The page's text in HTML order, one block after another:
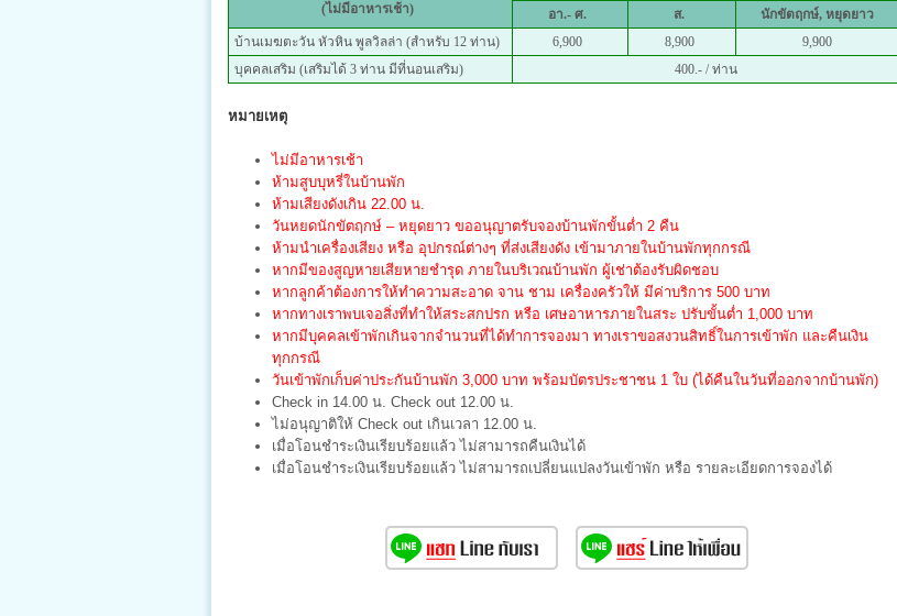
(ไม่มีอาหารเช้า)
อา.- ศ.
ส. นักขัตฤกษ์, หยุดยาว
บ้านเมฆตะวัน หัวหิน พูลวิลล่า (สำหรับ 12 ท่าน)
6,900 8,900
9,900
บุคคลเสริม (เสริมได้ 3 ท่าน มีที่นอนเสริม)
400.- / ท่าน
หมายเหตุ
ไม่มีอาหารเช้า
ห้ามสูบบุหรี่ในบ้านพัก
ห้ามเสียงดังเกิน 22.00 น.
วันหยดนักขัตฤกษ์ – หยุดยาว ขออนุญาตรับจองบ้านพักขั้นต่ำ 2 คืน
ห้ามนำเครื่องเสียง หรือ อุปกรณ์ต่างๆ ที่ส่งเสียงดัง เข้ามาภายในบ้านพักทุกกรณี
หากมีของสูญหายเสียหายชำรุด ภายในบริเวณบ้านพัก ผู้เช่าต้องรับผิดชอบ
หากลูกค้าต้องการให้ทำความสะอาด จาน ชาม เครื่องครัวให้ มีค่าบริการ 500 บาท
หากทางเราพบเจอสิ่งที่ทำให้สระสกปรก หรือ เศษอาหารภายในสระ ปรับขั้นต่ำ 1,000 บาท
หากมีบุคคลเข้าพักเกินจากจำนวนที่ได้ทำการจองมา ทางเราขอสงวนสิทธิ์ในการเข้าพัก และคืนเงิน
ทุกกรณี
วันเข้าพักเก็บค่าประกันบ้านพัก 3,000 บาท พร้อมบัตรประชาชน 1 ใบ (ได้คืนในวันที่ออกจากบ้านพัก)
Check in 14.00 น. Check out 12.00 น.
ไม่อนุญาติให้ Check out เกินเวลา 12.00 น.
เมื่อโอนชำระเงินเรียบร้อยแล้ว ไม่สามารถคืนเงินได้
เมื่อโอนชำระเงินเรียบร้อยแล้ว ไม่สามารถเปลี่ยนแปลงวันเข้าพัก หรือ รายละเอียดการจองได้